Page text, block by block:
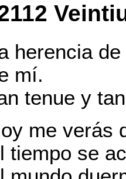
herencia
mí.
tenue y
me verás
tiempo se